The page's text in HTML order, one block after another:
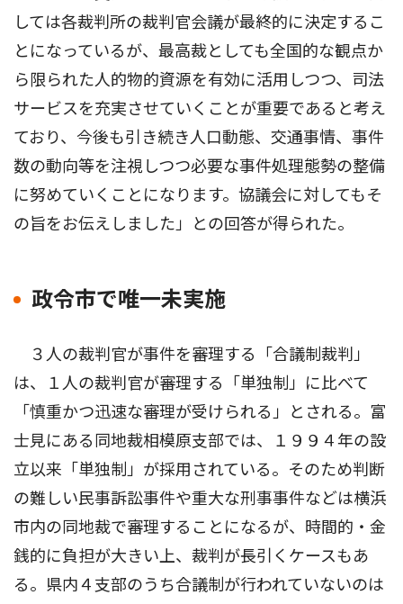
しては各裁判所の裁判官会議が最終的に決定するこ
とになっているが、最高裁としても全国的な観点か
ら限られた人的物的資源を有効に活用しつつ、司法
サービスを充実させていくことが重要であると考え
ており、今後も引き続き人口動態、交通事情、事件
数の動向等を注視しつつ必要な事件処理態勢の整備
に努めていくことになります。協議会に対してもそ
の旨をお伝えしました」との回答が得られた。
政令市で唯一未実施
３人の裁判官が事件を審理する「合議制裁判」
は、１人の裁判官が審理する「単独制」に比べて
「慎重かつ迅速な審理が受けられる」とされる。富
士見にある同地裁相模原支部では、１９９４年の設
立以来「単独制」が採用されている。そのため判断
の難しい民事訴訟事件や重大な刑事事件などは横浜
市内の同地裁で審理することになるが、時間的・金
銭的に負担が大きい上、裁判が長引くケースもあ
る。県内４支部のうち合議制が行われていないのは